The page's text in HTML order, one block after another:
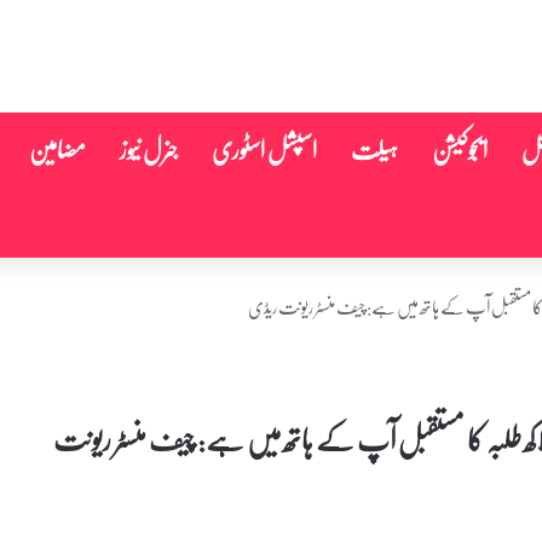
ایجوکیشن ہیلت اسپشل اسٹوری جنرل نیوز مضامین
اساتذہ روزانہ ایک گھنٹہ زیادہ کام کریں، 19 لاکھ طلبہ کا مستقبل آپ کے ہاتھ میں ہے: چیف منسٹر ریونت